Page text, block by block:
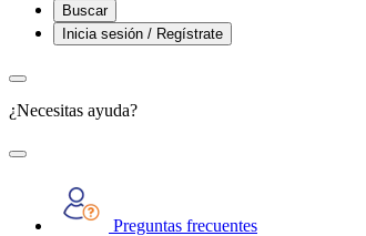
Buscar
Inicia sesión / Regístrate
¿Necesitas ayuda?
Preguntas frecuentes